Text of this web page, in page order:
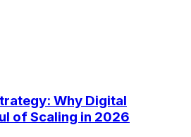
Why Digital
of Scaling in 2026